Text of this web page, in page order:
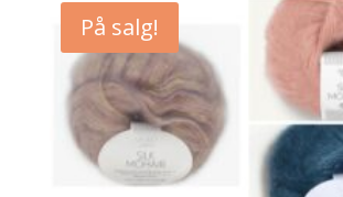
På salg!